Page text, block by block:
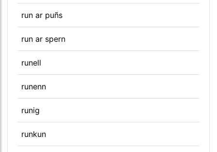
run ar puñs
run ar spern
runell
runenn
runig
runkun